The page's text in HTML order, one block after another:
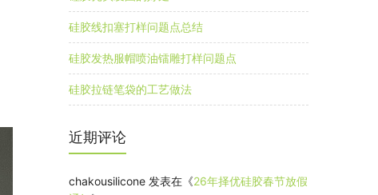
硅胶线扣塞打样问题点总结
硅胶发热服帽喷油镭雕打样问题点
硅胶拉链笔袋的工艺做法
近期评论
chakousilicone 发表在《26年择优硅胶春节放假